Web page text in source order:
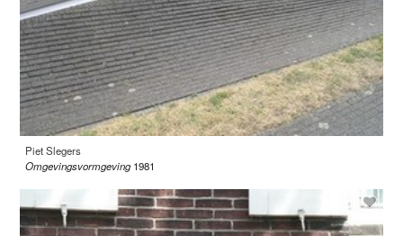
Piet Slegers
Omgevingsvormgeving 1981